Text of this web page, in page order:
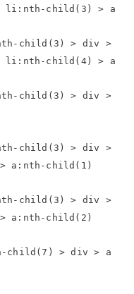
li:nth-child(3) > a
child(3) > div >
li:nth-child(4) > a
child(3) > div >
child(3) > div >
a:nth-child(1)
child(3) > div >
a:nth-child(2)
child(7) > div > a